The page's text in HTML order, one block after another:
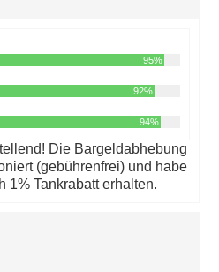
95%
92%
94%
Die Bargeldabhebung
(gebührenfrei) und habe
1% Tankrabatt erhalten.